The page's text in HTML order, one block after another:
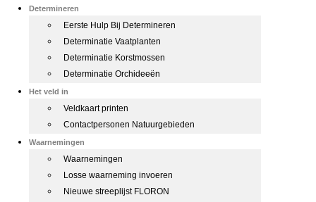
Determineren
Eerste Hulp Bij Determineren
Determinatie Vaatplanten
Determinatie Korstmossen
Determinatie Orchideeën
Het veld in
Veldkaart printen
Contactpersonen Natuurgebieden
Waarnemingen
Waarnemingen
Losse waarneming invoeren
Nieuwe streeplijst FLORON